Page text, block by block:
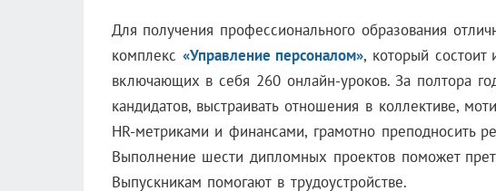
Для получения профессионального образования
комплекс «Управление персоналом», который состоит
включающих в себя 260 онлайн-уроков. За полтора
кандидатов, выстраивать отношения в коллективе,
HR-метриками и финансами, грамотно преподносить
Выполнение шести дипломных проектов поможет
Выпускникам помогают в трудоустройстве.